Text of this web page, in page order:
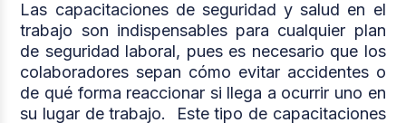
Las capacitaciones de seguridad y salud en el
trabajo son indispensables para cualquier plan
de seguridad laboral, pues es necesario que los
colaboradores sepan cómo evitar accidentes o
de qué forma reaccionar si llega a ocurrir uno en
su lugar de trabajo. Este tipo de capacitaciones